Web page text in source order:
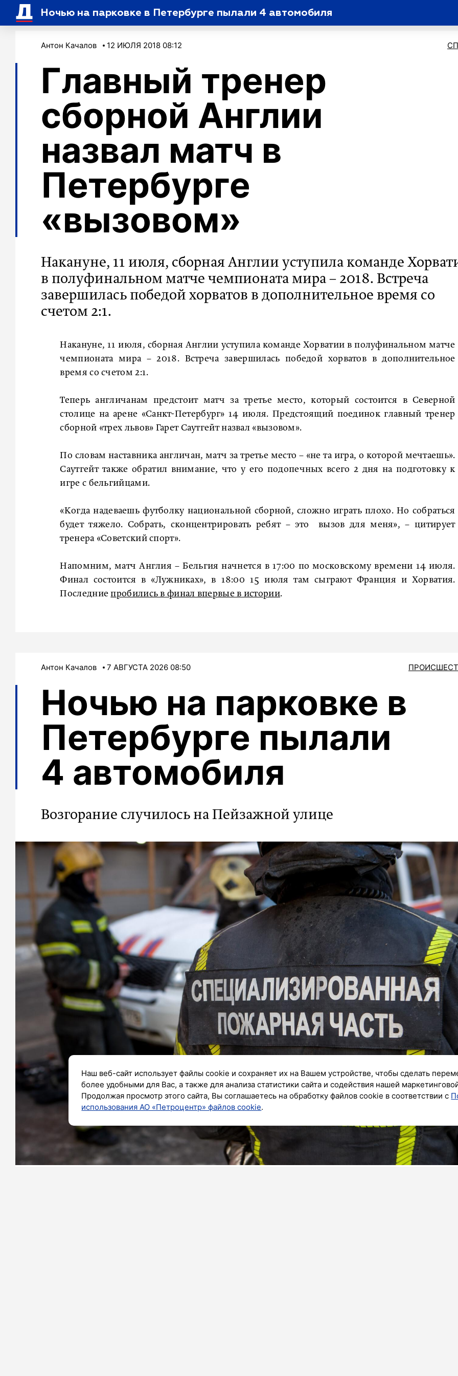
Ночью на парковке в Петербурге пылали 4 автомобиля
Антон Качалов 12 ИЮЛЯ 2018 08:12
Главный тренер
сборной Англии
назвал матч в
Петербурге
«вызовом»
Накануне, 11 июля, сборная Англии уступила команде
в полуфинальном матче чемпионата мира – 2018. Встреча
завершилась победой хорватов в дополнительное время со
счетом 2:1.
Накануне, 11 июля, сборная Англии уступила команде Хорватии в полуфинальном матче
чемпионата мира – 2018. Встреча завершилась победой хорватов в дополнительное
время со счетом 2:1.
Теперь англичанам предстоит матч за третье место, который состоится в Северной
столице на арене «Санкт-Петербург» 14 июля. Предстоящий поединок главный тренер
сборной «трех львов» Гарет Саутгейт назвал «вызовом».
По словам наставника англичан, матч за третье место – «не та игра, о которой мечтаешь».
Саутгейт также обратил внимание, что у его подопечных всего 2 дня на подготовку к
игре с бельгийцами.
«Когда надеваешь футболку национальной сборной, сложно играть плохо. Но собраться
будет тяжело. Собрать, сконцентрировать ребят – это вызов для меня», – цитирует
тренера «Советский спорт».
Напомним, матч Англия – Бельгия начнется в 17:00 по московскому времени 14 июля.
Финал состоится в «Лужниках», в 18:00 15 июля там сыграют Франция и Хорватия.
Последниепробились в финал впервые в истории.
Антон Качалов 7 АВГУСТА 2026 08:50
Ночью на парковке в
Петербурге пылали
4 автомобиля
Возгорание случилось на Пейзажной улице
Наш веб-сайт использует файлы cookie и сохраняет их на Вашем устройстве, чтобы сделать
более удобными для Вас, а также для анализа статистики сайта и содействия нашей
Продолжая просмотр этого сайта, Вы соглашаетесь на обработку файлов cookie в соответствии с
использования АО «Петроцентр» файлов cookie.